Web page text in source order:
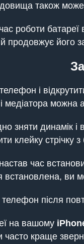
також
роботи батареї
продовжує його
і
медіатора можна
зняти
клейку стрічку з
час
встановлена, ви
після
на вашому
часто краще